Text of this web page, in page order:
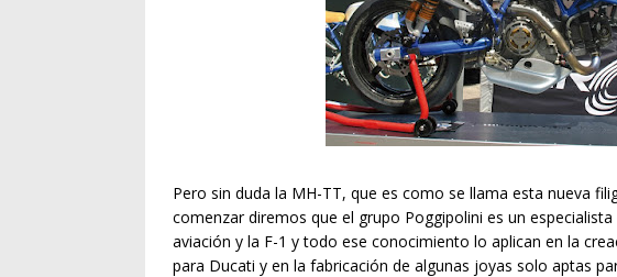
Pero sin duda la MH-TT, que es como se llama esta nueva
comenzar diremos que el grupo Poggipolini es un
aviación y la F-1 y todo ese conocimiento lo aplican en la
para Ducati y en la fabricación de algunas joyas solo aptas